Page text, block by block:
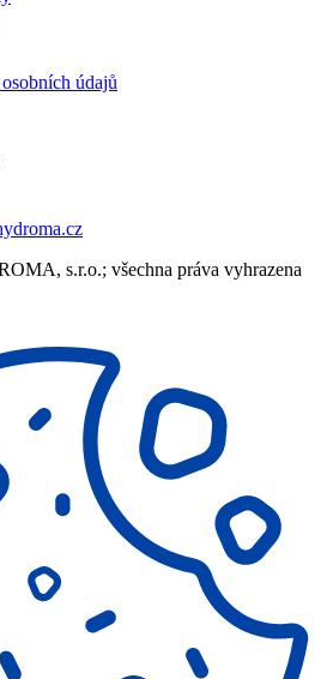
údajů
s.r.o.; všechna práva vyhrazena